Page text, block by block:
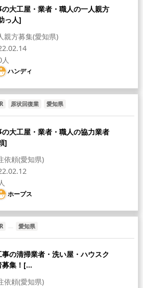
大工屋・業者・職人の一人親方
っ人]
親方募集(愛知県)
ハンディ
原状回復業 愛知県
大工屋・業者・職人の協力業者
]
依頼(愛知県)
ホープス
愛知県
の清掃業者・洗い屋・ハウスク
募集！[...
依頼(愛知県)